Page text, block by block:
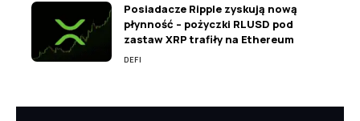
Posiadacze Ripple zyskują nową
płynność – pożyczki RLUSD pod
zastaw XRP trafiły na Ethereum
DEFI